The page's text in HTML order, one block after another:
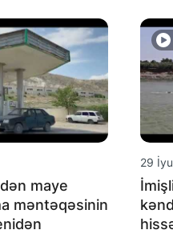
maye
məntəqəsinin
29